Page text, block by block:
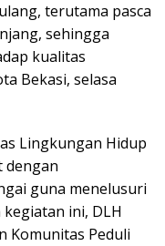
terutama pasca
sehingga
kualitas
Bekasi, selasa
Lingkungan Hidup
dengan
guna menelusuri
ini, DLH
Komunitas Peduli